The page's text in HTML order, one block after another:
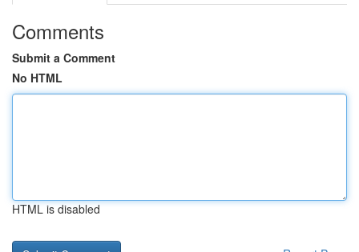
Comments
Submit a Comment
No HTML
HTML is disabled